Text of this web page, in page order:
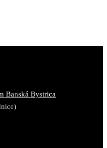
Banská Bystrica